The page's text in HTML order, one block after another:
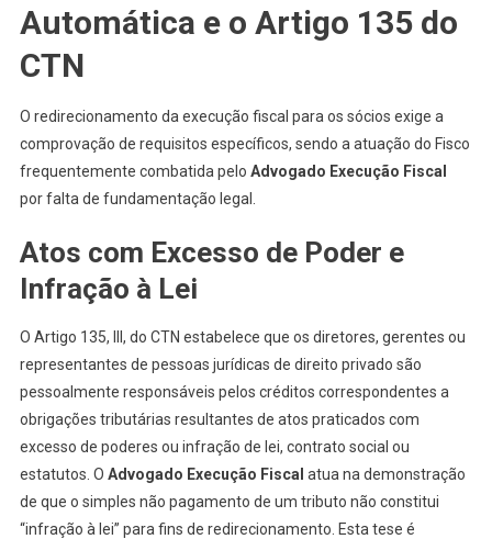
Automática e o Artigo 135 do
CTN
O redirecionamento da execução fiscal para os sócios exige a
comprovação de requisitos específicos, sendo a atuação do Fisco
frequentemente combatida pelo Advogado Execução Fiscal
por falta de fundamentação legal.
Atos com Excesso de Poder e
Infração à Lei
O Artigo 135, III, do CTN estabelece que os diretores, gerentes ou
representantes de pessoas jurídicas de direito privado são
pessoalmente responsáveis pelos créditos correspondentes a
obrigações tributárias resultantes de atos praticados com
excesso de poderes ou infração de lei, contrato social ou
estatutos. O Advogado Execução Fiscal atua na demonstração
de que o simples não pagamento de um tributo não constitui
“infração à lei” para fins de redirecionamento. Esta tese é